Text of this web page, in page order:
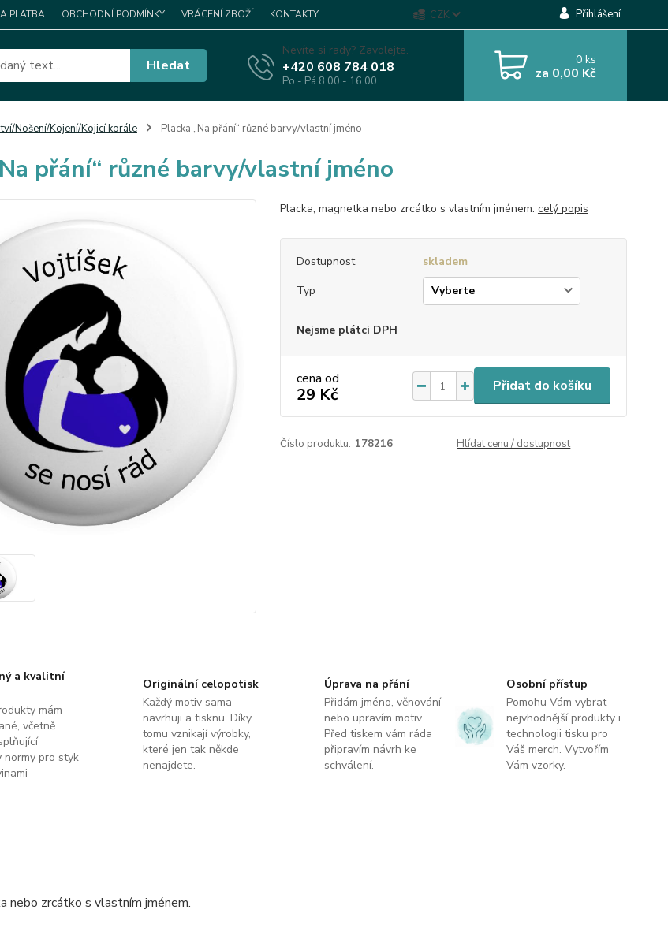
PLATBA OBCHODNÍ PODMÍNKY VRÁCENÍ ZBOŽÍ KONTAKTY CZK Přihlášení
Hledat
Nevíte si rady? Zavolejte.
+420 608 784 018
Po - Pá 8.00 - 16.00
0ks
za 0,00 Kč
Nošení/Kojení/Kojicí korále Placka „Na přání“ různé barvy/vlastní jméno
přání“ různé barvy/vlastní jméno
Placka, magnetka nebo zrcátko s vlastním jménem. celý popis
Dostupnost
skladem
Typ
Nejsme plátci DPH
cena od
29 Kč Přidat do košíku
Číslo produktu: 178216 Hlídat cenu / dostupnost
a kvalitní
mám
včetně
normy pro styk
Originální celopotisk
Každý motiv sama
navrhuji a tisknu. Díky
tomu vznikají výrobky,
které jen tak někde
nenajdete.
Úprava na přání
Přidám jméno, věnování
nebo upravím motiv.
Před tiskem vám ráda
připravím návrh ke
schválení.
Osobní přístup
Pomohu Vám vybrat
nejvhodnější produkty i
technologii tisku pro
Váš merch. Vytvořím
Vám vzorky.
nebo zrcátko s vlastním jménem.